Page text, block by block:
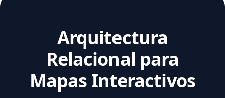
Arquitectura
Relacional para
Mapas Interactivos